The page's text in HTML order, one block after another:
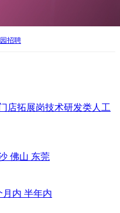
招聘
店拓展岗技术研发类人工
佛山 东莞
月内 半年内